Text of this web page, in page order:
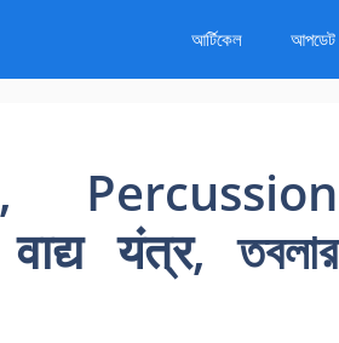
আর্টিকেল আপডেট
यंत्र, তবলার